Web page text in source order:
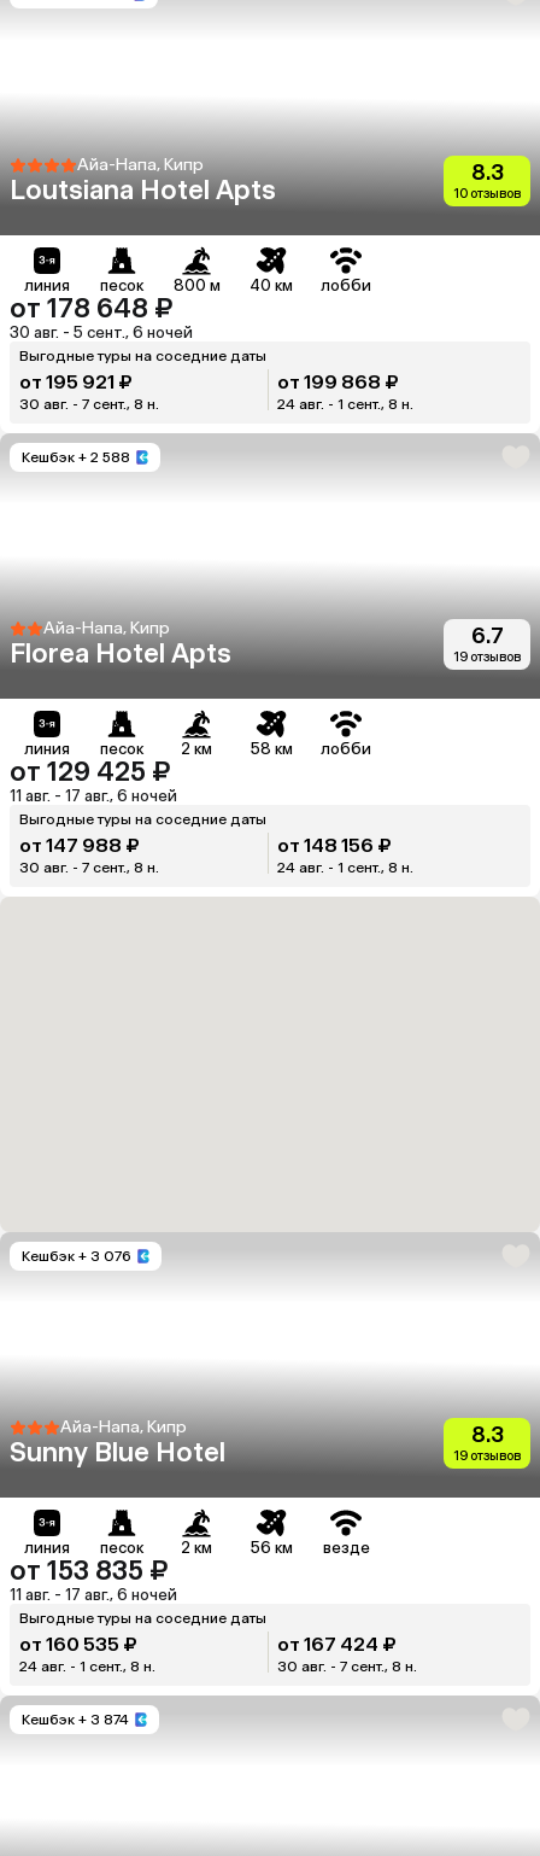
Айа-Напа, Кипр
Loutsiana Hotel Apts
8.3
10 отзывов
линия песок 800 м 40 км лобби
от 178 648 ₽
30 авг. - 5 сент., 6 ночей
Выгодные туры на соседние даты
от 195 921 ₽
30 авг. - 7 сент., 8 н.
от 199 868 ₽
24 авг. - 1 сент., 8 н.
Кешбэк + 2 588
Айа-Напа, Кипр
Florea Hotel Apts
6.7
19 отзывов
линия песок 2 км 58 км лобби
от 129 425 ₽
11 авг. - 17 авг., 6 ночей
Выгодные туры на соседние даты
от 147 988 ₽
30 авг. - 7 сент., 8 н.
от 148 156 ₽
24 авг. - 1 сент., 8 н.
Кешбэк + 3 076
Айа-Напа, Кипр
Sunny Blue Hotel
8.3
19 отзывов
линия песок 2 км 56 км везде
от 153 835 ₽
11 авг. - 17 авг., 6 ночей
Выгодные туры на соседние даты
от 160 535 ₽
24 авг. - 1 сент., 8 н.
от 167 424 ₽
30 авг. - 7 сент., 8 н.
Кешбэк + 3 874